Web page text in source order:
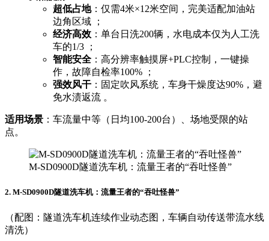
超低占地：仅需4米×12米空间，完美适配加油站
边角区域 ；
经济高效 ：单台日洗200辆，水电成本仅为人工洗
车的1/3 ；
智能安全 ：高分辨率触摸屏+PLC控制，一键操
作，故障自检率100% ；
强效风干 ：固定吹风系统，车身干燥度达90%，避
免水渍返流 。
适用场景 ：车流量中等（日均100-200台）、场地受限的站
点。
M-SD0900D隧道洗车机：流量王者的“吞吐怪兽”
2. M-SD0900D隧道洗车机：流量王者的“吞吐怪兽”
（配图：隧道洗车机连续作业动态图，车辆自动传送带流水线
清洗）